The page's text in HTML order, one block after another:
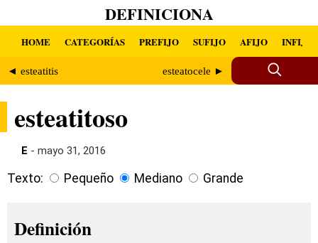
DEFINICIONA
HOME CATEGORÍAS PREFIJO SUFIJO AFIJO INFIJO
◄ esteatitis esteatocele ►
esteatitoso
E - mayo 31, 2016
Texto: Pequeño Mediano Grande
Definición